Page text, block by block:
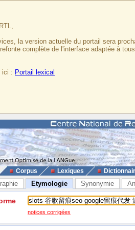
la version actuelle du portail sera
complète de l'interface adaptée à
ici : Portail lexical
Corpus Lexiques
Etymologie Synonymie
notices corrigées